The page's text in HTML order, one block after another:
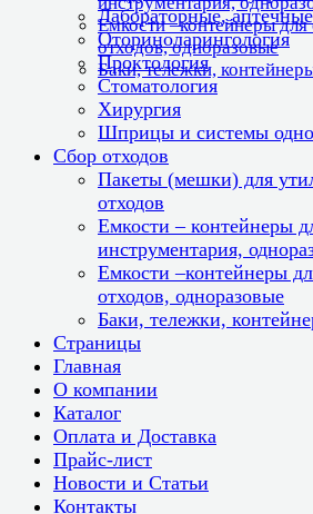
Емкости –контейнеры
отходов, одноразовые
Баки, тележки,
Лабораторные,
Оториноларингология
Проктология
Стоматология
Хирургия
Шприцы и системы
Сбор отходов
Пакеты (мешки) для
отходов
Емкости – контейнеры
инструментария,
Емкости –контейнеры
отходов, одноразовые
Баки, тележки,
Страницы
Главная
О компании
Каталог
Оплата и Доставка
Прайс-лист
Новости и Статьи
Контакты